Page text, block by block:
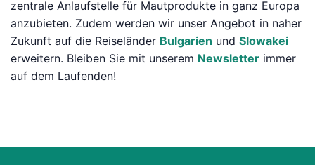
zentrale Anlaufstelle für Mautprodukte in ganz Europa
anzubieten. Zudem werden wir unser Angebot in naher
Zukunft auf die Reiseländer Bulgarien und Slowakei
erweitern. Bleiben Sie mit unserem Newsletter immer
auf dem Laufenden!